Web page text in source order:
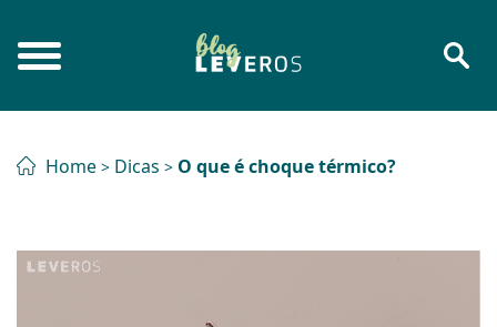
Home > Dicas > O que é choque térmico?